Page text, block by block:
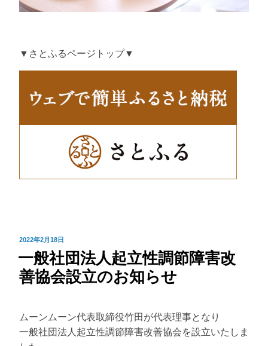
▼さとふるページトップ▼
投
日:
2022年2月18日
一般社団法人起立性調節障害改
善協会設立のお知らせ
ムーンムーン代表取締役竹田が代表理事となり
一般社団法人起立性調節障害改善協会を設立いたしま